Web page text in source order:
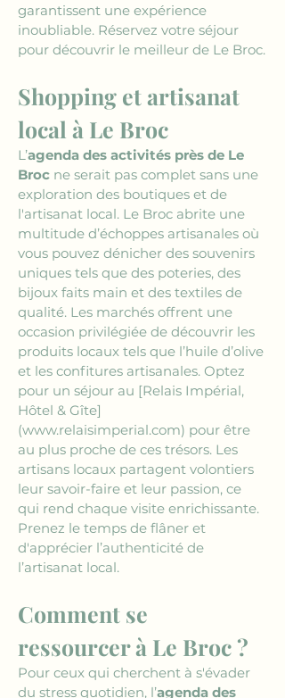
garantissent une expérience
inoubliable. Réservez votre séjour
pour découvrir le meilleur de Le Broc.
Shopping et artisanat
local à Le Broc
L’agenda des activités près de Le
Broc ne serait pas complet sans une
exploration des boutiques et de
l'artisanat local. Le Broc abrite une
multitude d’échoppes artisanales où
vous pouvez dénicher des souvenirs
uniques tels que des poteries, des
bijoux faits main et des textiles de
qualité. Les marchés offrent une
occasion privilégiée de découvrir les
produits locaux tels que l’huile d’olive
et les confitures artisanales. Optez
pour un séjour au [Relais Impérial,
Hôtel & Gîte]
(www.relaisimperial.com) pour être
au plus proche de ces trésors. Les
artisans locaux partagent volontiers
leur savoir-faire et leur passion, ce
qui rend chaque visite enrichissante.
Prenez le temps de flâner et
d'apprécier l’authenticité de
l’artisanat local.
Comment se
ressourcer à Le Broc ?
Pour ceux qui cherchent à s'évader
du stress quotidien, l’agenda des